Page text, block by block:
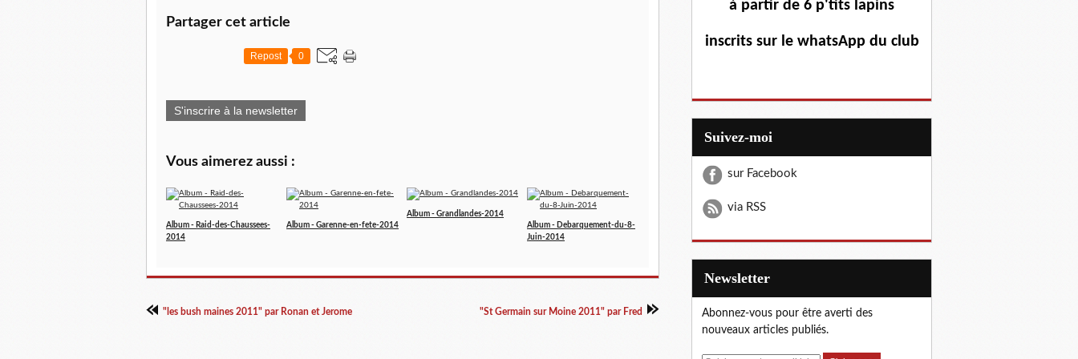
Partager cet article
Repost 0
S'inscrire à la newsletter
Vous aimerez aussi :
Album - Raid-des-Chaussees-
2014
Album - Garenne-en-fete-2014
Album - Grandlandes-2014
Album - Debarquement-du-8-
Juin-2014
"les bush maines 2011" par Ronan et Jerome "St Germain sur Moine 2011" par Fred
à partir de 6 p'tits lapins
inscrits sur le whatsApp du club
Suivez-moi
sur Facebook
via RSS
Newsletter
Abonnez-vous pour être averti des
nouveaux articles publiés.